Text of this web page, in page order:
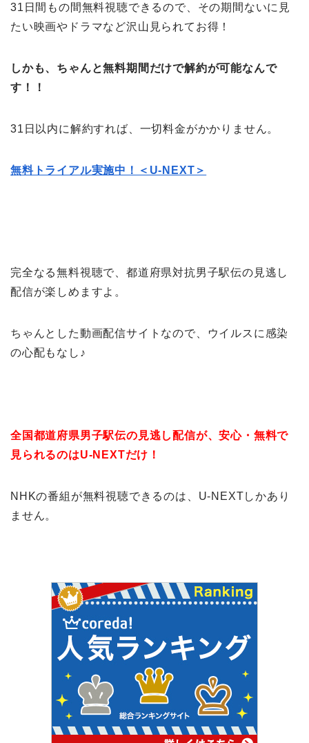
31日間もの間無料視聴できるので、その期間ないに見
たい映画やドラマなど沢山見られてお得！
しかも、ちゃんと無料期間だけで解約が可能なんで
す！！
31日以内に解約すれば、一切料金がかかりません。
無料トライアル実施中！＜U-NEXT＞
完全なる無料視聴で、都道府県対抗男子駅伝の見逃し
配信が楽しめますよ。
ちゃんとした動画配信サイトなので、ウイルスに感染
の心配もなし♪
全国都道府県男子駅伝の見逃し配信が、安心・無料で
見られるのはU-NEXTだけ！
NHKの番組が無料視聴できるのは、U-NEXTしかあり
ません。